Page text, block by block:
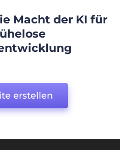
Macht der KI für
erstellen